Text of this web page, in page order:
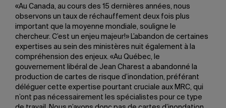
«Au Canada, au cours des 15 dernières années, nous
observons un taux de réchauffement deux fois plus
important que la moyenne mondiale, souligne le
chercheur. C’est un enjeu majeur!» L’abandon de certaines
expertises au sein des ministères nuit également à la
compréhension des enjeux. «Au Québec, le
gouvernement libéral de Jean Charest a abandonné la
production de cartes de risque d’inondation, préférant
déléguer cette expertise pourtant cruciale aux MRC, qui
n’ont pas nécessairement les spécialistes pour ce type